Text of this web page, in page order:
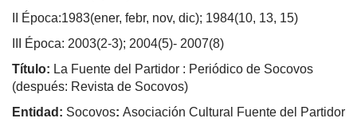
II Época:1983(ener, febr, nov, dic); 1984(10, 13, 15)
III Época: 2003(2-3); 2004(5)- 2007(8)
Título: La Fuente del Partidor : Periódico de Socovos
(después: Revista de Socovos)
Entidad: Socovos: Asociación Cultural Fuente del Partidor